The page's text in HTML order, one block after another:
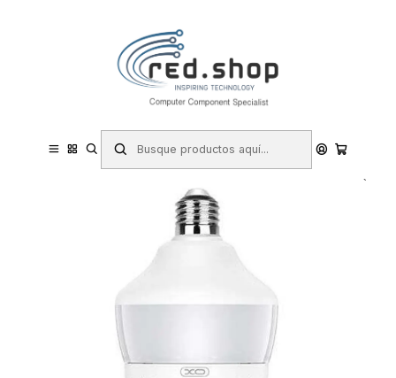
Haga Click Aqui
Hogar y Electrodomésticos Seguridad y Videovigilancia
Cámaras IP y Videovigilancia
XO Camara de Seguridad Wifi 3mpx - Deteccion de Movimiento 0-
12m - Vision Nocturna - Intercomunicador Bidireccional - Grabacion